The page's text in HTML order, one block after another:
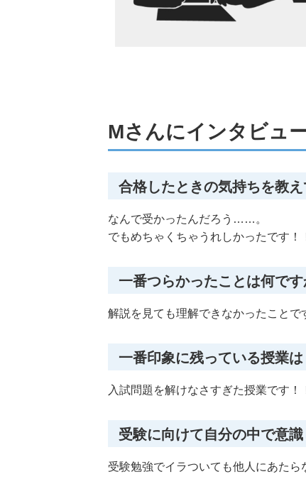
Mさんにインタビュ
合格したときの気持ちを教え
なんで受かったんだろう……。
でもめちゃくちゃうれしかったです！
一番つらかったことは何です
解説を見ても理解できなかったことで
一番印象に残っている授業は
入試問題を解けなさすぎた授業です！
受験に向けて自分の中で意
受験勉強でイラついても他人にあたら